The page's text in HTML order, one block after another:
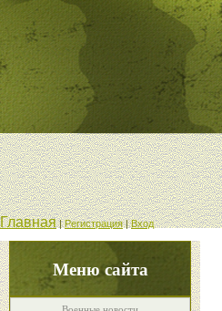
Главная|Регистрация|Вход
Меню сайта